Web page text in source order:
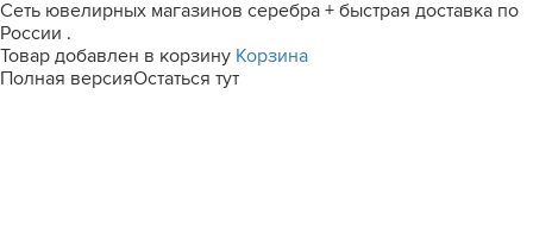
Сеть ювелирных магазинов серебра + быстрая доставка по
России .
Товар добавлен в корзину Корзина
Полная версияОстаться тут